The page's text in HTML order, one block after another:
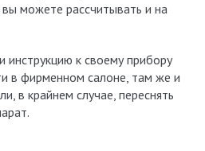
вы можете рассчитывать и на
инструкцию к своему прибору
в фирменном салоне, там же и
в крайнем случае, переснять